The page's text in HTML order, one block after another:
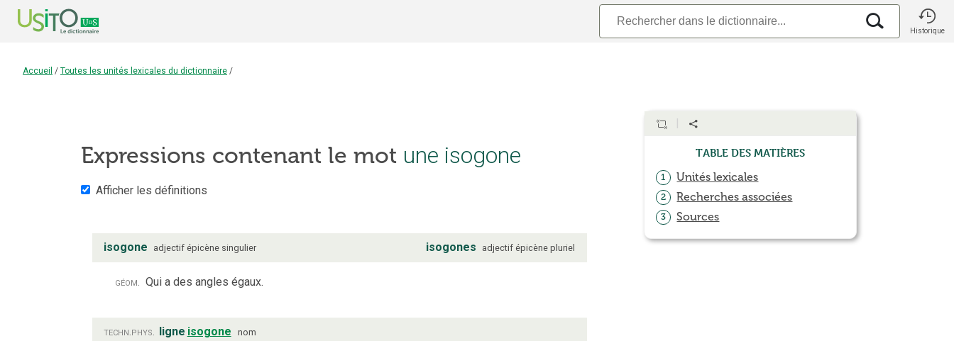
Historique
Accueil / Toutes les unités lexicales du dictionnaire /
Expressions contenant le mot une isogone
Afficher les définitions
isogone adjectif épicène singulier isogones adjectif épicène pluriel
géom. Qui a des angles égaux.
techn.phys. ligne isogone nom
Table des matières
1 Unités lexicales
2 Recherches associées
3 Sources